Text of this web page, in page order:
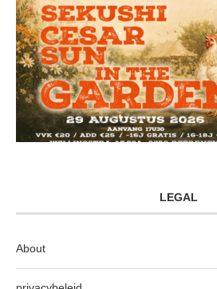
LEGAL
About